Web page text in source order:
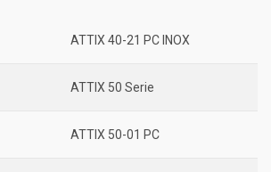
ATTIX 40-21 PC INOX
ATTIX 50 Serie
ATTIX 50-01 PC